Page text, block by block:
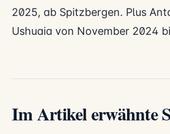
2025, ab Spitzbergen. Plus
Ushuaia von November 2024
Im Artikel erwähnte